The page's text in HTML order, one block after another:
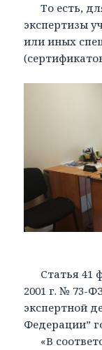
То есть,
экспертизы
или иных
Статья 41
2001 г. № 73-
экспертной
Федерации”
«В